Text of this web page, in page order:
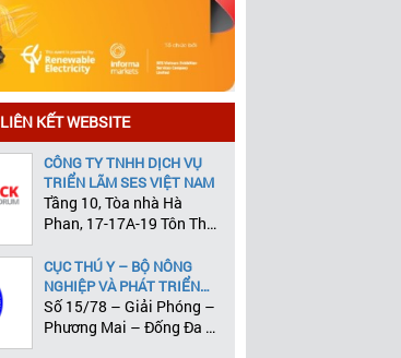
LIÊN KẾT WEBSITE
CÔNG TY TNHH DỊCH VỤ
TRIỂN LÃM SES VIỆT NAM
Tầng 10, Tòa nhà Hà
Phan, 17-17A-19 Tôn Thất
Lão, Quận 1, Tp.HCM
CỤC THÚ Y – BỘ NÔNG
NGHIỆP VÀ PHÁT TRIỂN
NÔNG THÔN
Số 15/78 – Giải Phóng –
Phương Mai – Đống Đa –